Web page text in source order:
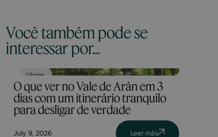
Você também pode se
interessar por...
Viajes
O que ver no Vale de Arán em 3
dias com um itinerário tranquilo
para desligar de verdade
July 9, 2026 Leer más